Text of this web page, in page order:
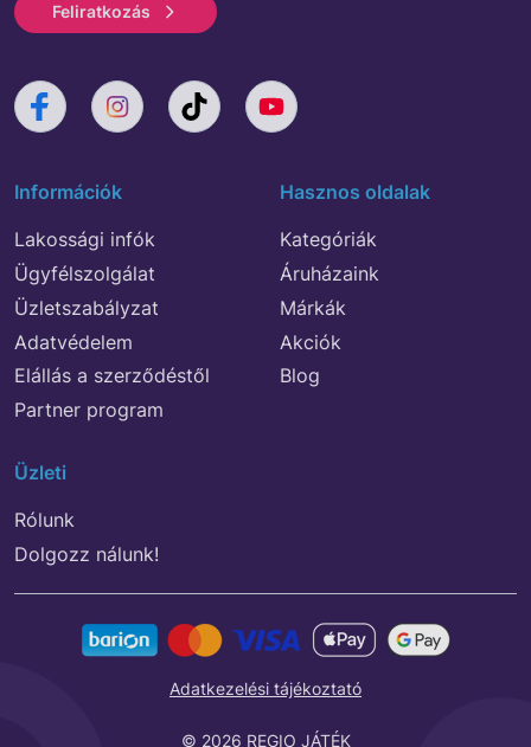
Feliratkozás
Információk
Lakossági infók
Ügyfélszolgálat
Üzletszabályzat
Adatvédelem
Elállás a szerződéstől
Partner program
Hasznos oldalak
Kategóriák
Áruházaink
Márkák
Akciók
Blog
Üzleti
Rólunk
Dolgozz nálunk!
© 2026 REGIO JÁTÉK
Adatkezelési tájékoztató